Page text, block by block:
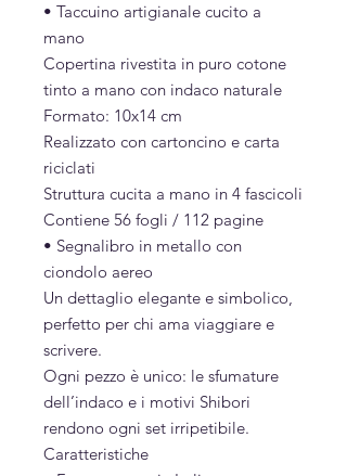
• Taccuino artigianale cucito a
mano
Copertina rivestita in puro cotone
tinto a mano con indaco naturale
Formato: 10x14 cm
Realizzato con cartoncino e carta
riciclati
Struttura cucita a mano in 4 fascicoli
Contiene 56 fogli / 112 pagine
• Segnalibro in metallo con
ciondolo aereo
Un dettaglio elegante e simbolico,
perfetto per chi ama viaggiare e
scrivere.
Ogni pezzo è unico: le sfumature
dell’indaco e i motivi Shibori
rendono ogni set irripetibile.
Caratteristiche